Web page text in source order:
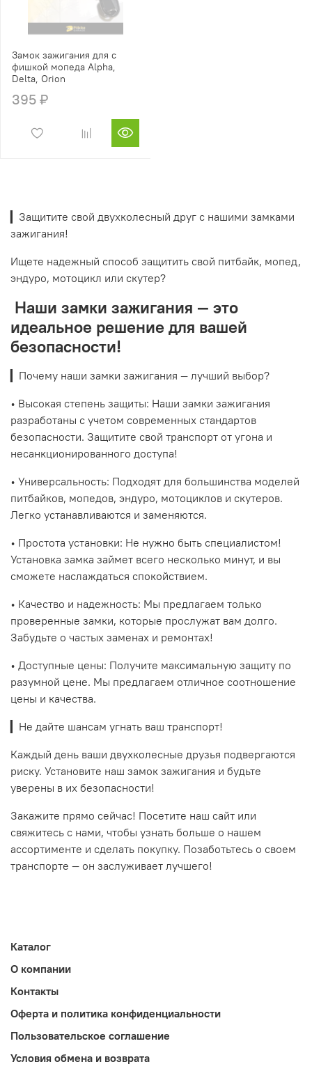
Замок зажигания для с
фишкой мопеда Alpha,
Delta, Orion
395 ₽
▎Защитите свой двухколесный друг с нашими замками
зажигания!
Ищете надежный способ защитить свой питбайк, мопед,
эндуро, мотоцикл или скутер?
Наши замки зажигания — это
идеальное решение для вашей
безопасности!
▎Почему наши замки зажигания — лучший выбор?
• Высокая степень защиты: Наши замки зажигания
разработаны с учетом современных стандартов
безопасности. Защитите свой транспорт от угона и
несанкционированного доступа!
• Универсальность: Подходят для большинства моделей
питбайков, мопедов, эндуро, мотоциклов и скутеров.
Легко устанавливаются и заменяются.
• Простота установки: Не нужно быть специалистом!
Установка замка займет всего несколько минут, и вы
сможете наслаждаться спокойствием.
• Качество и надежность: Мы предлагаем только
проверенные замки, которые прослужат вам долго.
Забудьте о частых заменах и ремонтах!
• Доступные цены: Получите максимальную защиту по
разумной цене. Мы предлагаем отличное соотношение
цены и качества.
▎Не дайте шансам угнать ваш транспорт!
Каждый день ваши двухколесные друзья подвергаются
риску. Установите наш замок зажигания и будьте
уверены в их безопасности!
Закажите прямо сейчас! Посетите наш сайт или
свяжитесь с нами, чтобы узнать больше о нашем
ассортименте и сделать покупку. Позаботьтесь о своем
транспорте — он заслуживает лучшего!
Каталог
О компании
Контакты
Оферта и политика конфиденциальности
Пользовательское соглашение
Условия обмена и возврата